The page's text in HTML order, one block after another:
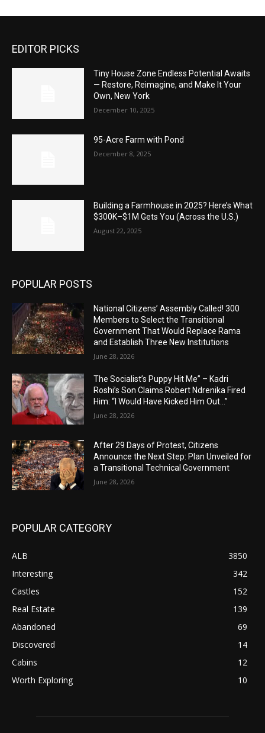
EDITOR PICKS
Tiny House Zone Endless Potential Awaits
— Restore, Reimagine, and Make It Your
Own, New York
December 10, 2025
95-Acre Farm with Pond
December 8, 2025
Building a Farmhouse in 2025? Here’s What
$300K–$1M Gets You (Across the U.S.)
August 22, 2025
POPULAR POSTS
National Citizens’ Assembly Called! 300
Members to Select the Transitional
Government That Would Replace Rama
and Establish Three New Institutions
June 28, 2026
The Socialist’s Puppy Hit Me” – Kadri
Roshi’s Son Claims Robert Ndrenika Fired
Him: “I Would Have Kicked Him Out…”
June 28, 2026
After 29 Days of Protest, Citizens
Announce the Next Step: Plan Unveiled for
a Transitional Technical Government
June 28, 2026
POPULAR CATEGORY
ALB
3850
Interesting
342
Castles
152
Real Estate
139
Abandoned
69
Discovered
14
Cabins
12
Worth Exploring
10